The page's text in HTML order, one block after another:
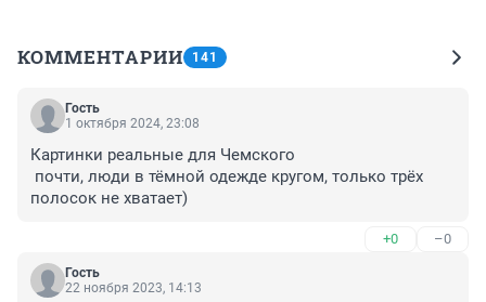
КОММЕНТАРИИ 141
Гость
1 октября 2024, 23:08
Картинки реальные для Чемского
почти, люди в тёмной одежде кругом, только трёх
полосок не хватает)
+0 –0
Гость
22 ноября 2023, 14:13